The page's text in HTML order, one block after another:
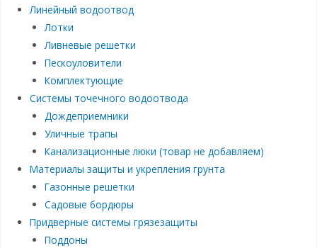
Линейный водоотвод
Лотки
Ливневые решетки
Пескоуловители
Комплектующие
Системы точечного водоотвода
Дождеприемники
Уличные трапы
Канализационные люки (товар не добавляем)
Материалы защиты и укрепления грунта
Газонные решетки
Садовые бордюры
Придверные системы грязезащиты
Поддоны